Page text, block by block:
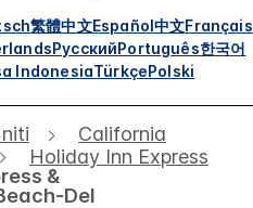
繁體中文Español中文Français
РусскийPortuguês한국어
IndonesiaTürkçePolski
California
Holiday Inn Express
&
Del